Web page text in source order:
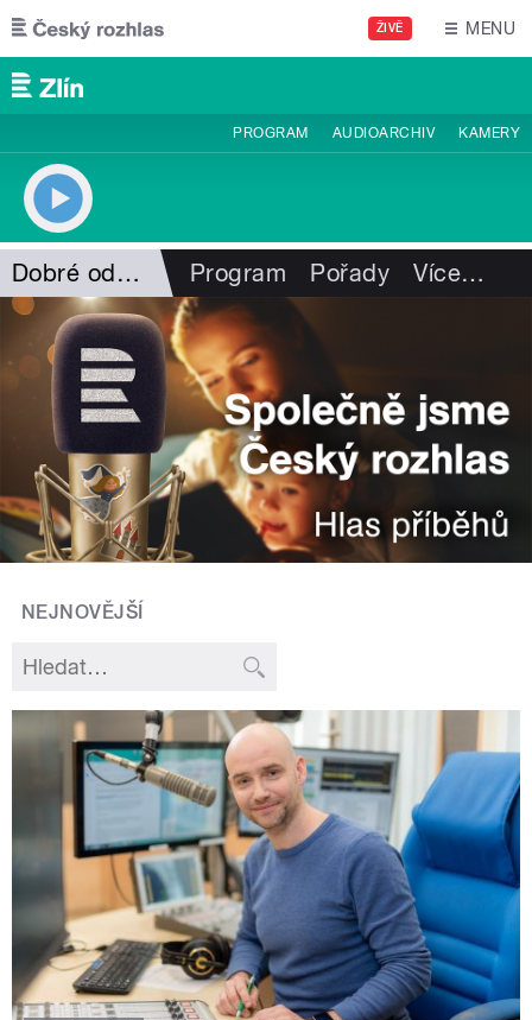
Přejít k hlavnímu obsahu
ŽIVĚ MENU
PROGRAM AUDIOARCHIV KAMERY
Dobré odpoledne s ČRo Zlín Program Pořady Více…
NEJNOVĚJŠÍ